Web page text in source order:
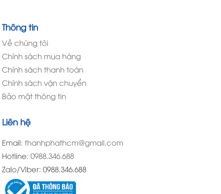
Thông tin
Về chúng tôi
Chính sách mua hàng
Chính sách thanh toán
Chính sách vận chuyển
Bảo mật thông tin
Liên hệ
Email:thanhphathcm@gmail.com
Hotline:0988.346.688
Zalo/Viber: 0988.346.688